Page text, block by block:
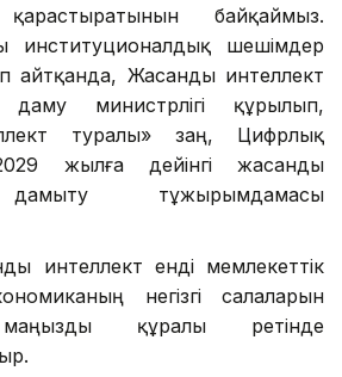
байқаймыз.
институционалдық шешімдер
айтқанда, Жасанды интеллект
министрлігі құрылып,
туралы» заң, Цифрлық
жылға дейінгі жасанды
дамыту тұжырымдамасы
интеллект енді мемлекеттік
негізгі салаларын
құралы ретінде